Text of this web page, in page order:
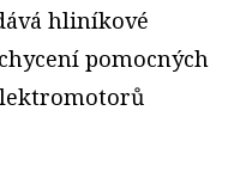
hliníkové
pomocných